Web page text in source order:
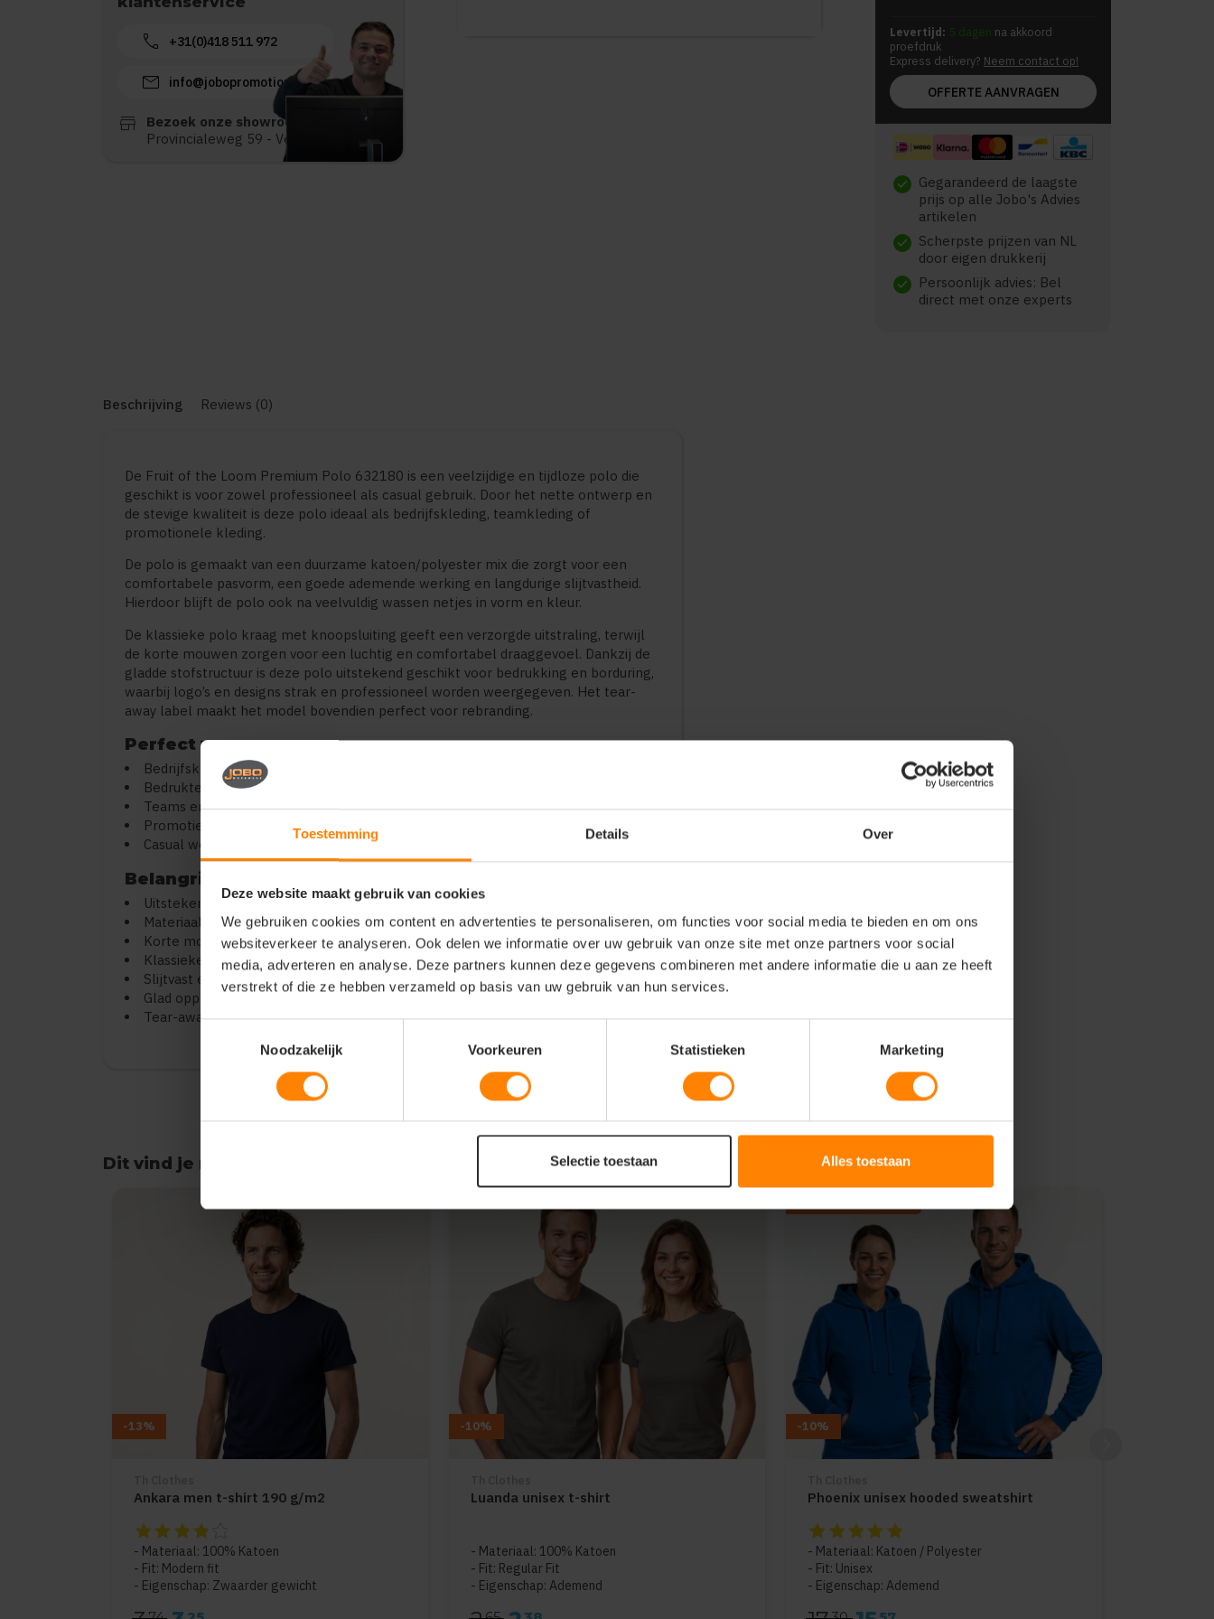
Toestemming Details Over
Deze website maakt gebruik van cookies
We gebruiken cookies om content en advertenties te personaliseren, om functies voor social media te bieden en om ons
websiteverkeer te analyseren. Ook delen we informatie over uw gebruik van onze site met onze partners voor social
media, adverteren en analyse. Deze partners kunnen deze gegevens combineren met andere informatie die u aan ze heeft
verstrekt of die ze hebben verzameld op basis van uw gebruik van hun services.
Noodzakelijk
Voorkeuren Statistieken Marketing
Selectie toestaan Alles toestaan
call +31(0)418 511 972
mail info@jobopromotions.nl
store
Bezoek onze showroom:
Provincialeweg 59 - Velddriel
Levertijd: 5 dagen na akkoord
proefdruk
Express delivery? Neem contact op!
OFFERTE AANVRAGEN
check Gegarandeerd de laagste
prijs op alle Jobo's Advies
artikelen
check Scherpste prijzen van NL
door eigen drukkerij
check
Persoonlijk advies: Bel
direct met onze experts
Beschrijving Reviews (0)
De Fruit of the Loom Premium Polo 632180 is een veelzijdige en tijdloze polo die
geschikt is voor zowel professioneel als casual gebruik. Door het nette ontwerp en
de stevige kwaliteit is deze polo ideaal als bedrijfskleding, teamkleding of
promotionele kleding.
De polo is gemaakt van een duurzame katoen/polyester mix die zorgt voor een
comfortabele pasvorm, een goede ademende werking en langdurige slijtvastheid.
Hierdoor blijft de polo ook na veelvuldig wassen netjes in vorm en kleur.
De klassieke polo kraag met knoopsluiting geeft een verzorgde uitstraling, terwijl
de korte mouwen zorgen voor een luchtig en comfortabel draaggevoel. Dankzij de
gladde stofstructuur is deze polo uitstekend geschikt voor bedrukking en borduring,
waarbij logo’s en designs strak en professioneel worden weergegeven. Het tear-
away label maakt het model bovendien perfect voor rebranding.
Perfect voor
Bedrijfskleding
Bedrukte of geborduurde polo’s
Teams en verenigingen
Promotiekleding en events
Casual werk- en vrijetijdskleding
Belangrijkste kenmerken
Uitstekend geschikt voor bedrukken en borduren
Materiaal: duurzame katoen/polyester mix
Korte mouwen met comfortabele pasvorm
Klassieke polo kraag met knoopsluiting
Slijtvast en vormvast materiaal
Glad oppervlak voor optimale printkwaliteit
Tear-away label (perfect voor rebranding)
Dit vind je misschien ook leuk
-13%
Ankara men t-shirt 190 g/m2
De beoordeling van dit product is
Materiaal: 100% Katoen
Fit: Modern fit
Eigenschap: Zwaarder gewicht
-10%
Luanda unisex t-shirt
Materiaal: 100% Katoen
Fit: Regular Fit
Eigenschap: Ademend
-10%
Phoenix unisex hooded sweatshirt
De beoordeling van dit product is
Materiaal: Katoen / Polyester
Fit: Unisex
Eigenschap: Ademend